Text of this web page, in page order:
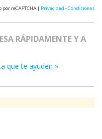
por reCAPTCHA | Privacidad -Condiciones
RÁPIDAMENTE Y A
que te ayuden »